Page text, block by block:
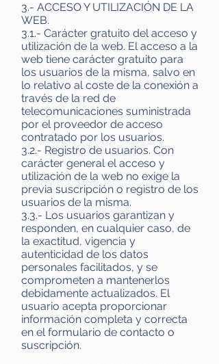
3.- ACCESO Y UTILIZACIÓN DE LA
WEB.
3.1.- Carácter gratuito del acceso y
utilización de la web. El acceso a la
web tiene carácter gratuito para
los usuarios de la misma, salvo en
lo relativo al coste de la conexión a
través de la red de
telecomunicaciones suministrada
por el proveedor de acceso
contratado por los usuarios.
3.2.- Registro de usuarios. Con
carácter general el acceso y
utilización de la web no exige la
previa suscripción o registro de los
usuarios de la misma.
3.3.- Los usuarios garantizan y
responden, en cualquier caso, de
la exactitud, vigencia y
autenticidad de los datos
personales facilitados, y se
comprometen a mantenerlos
debidamente actualizados. El
usuario acepta proporcionar
información completa y correcta
en el formulario de contacto o
suscripción.